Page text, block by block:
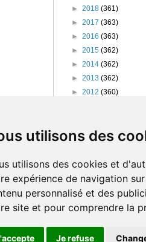
utilisons des
utilisons des cookies et
expérience de navigation
personnalisé et des
site et pour comprendre la
Je refuse
► 2018 (361)
► 2017 (363)
► 2016 (363)
► 2015 (362)
► 2014 (362)
► 2013 (362)
► 2012 (360)
2025